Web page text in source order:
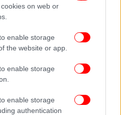
on web or
enable storage
the website or app.
enable storage
enable storage
authentication
που αποκαλύφθηκαν
σε θαλάσσιο
επίσης ζώα,
χρώματα, κυρίως
οι πάπιες που
με κρασί ή ζεστά
παραστάσεις
πληροφορίες για